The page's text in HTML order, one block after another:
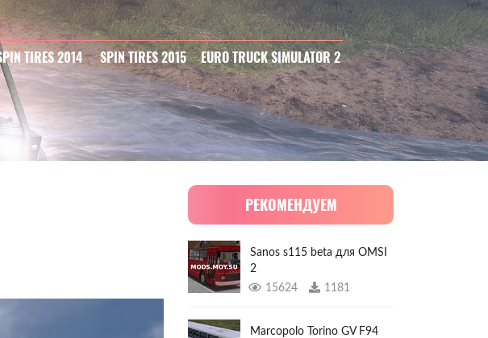
TIRES 2014 SPIN TIRES 2015 EURO TRUCK SIMULATOR 2
РЕКОМЕНДУЕМ
Sanos s115 beta для OMSI
2
15624
1181
Marcopolo Torino GV F94